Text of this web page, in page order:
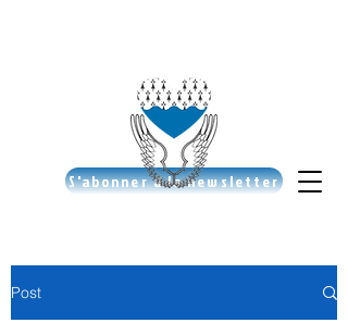
S'abonner à la newsletter
Post